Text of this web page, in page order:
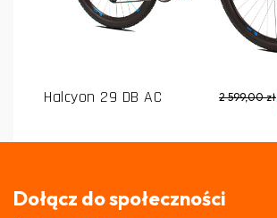
Halcyon 29 DB AC 2 599,00 zł
Dołącz do społeczności